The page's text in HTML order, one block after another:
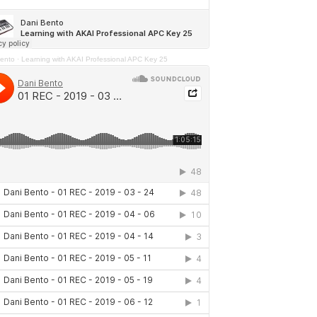
· Learning with AKAI Professional APC Key 25